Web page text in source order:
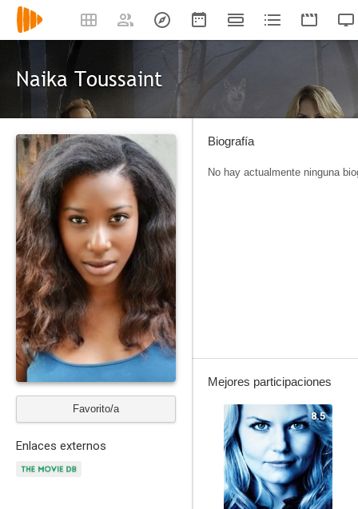
Naika Toussaint
Favorito/a
Enlaces externos
Biografía
No hay actualmente ninguna
Mejores participaciones
8.5